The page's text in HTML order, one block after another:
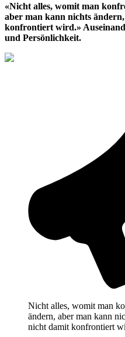
«Nicht alles, womit man
aber man kann nichts
konfrontiert wird.»
und Persönlichkeit.
Nicht alles, womit man
ändern, aber man kann
nicht damit konfrontiert